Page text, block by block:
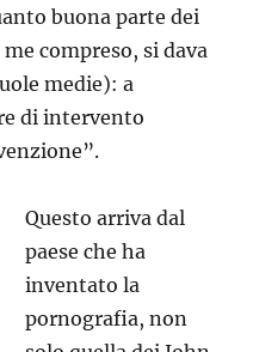
buona parte dei
compreso, si dava
medie): a
di intervento
Questo arriva dal
paese che ha
inventato la
pornografia, non